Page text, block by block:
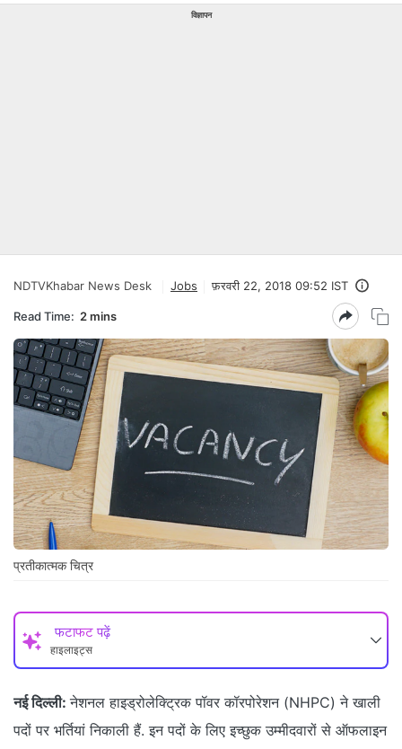
विज्ञापन
NDTVKhabar News Desk Jobs फ़रवरी 22, 2018 09:52 IST
Read Time: 2 mins
प्रतीकात्मक चित्र
फटाफट पढ़ें
हाइलाइट्स
नई दिल्ली: नेशनल हाइड्रोलेक्ट्रिक पॉवर कॉरपोरेशन (NHPC) ने खाली
पदों पर भर्तियां निकाली हैं. इन पदों के लिए इच्छुक उम्मीदवारों से ऑफलाइन